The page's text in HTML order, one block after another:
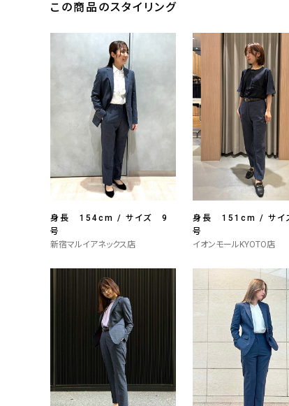
この商品のスタイリング
身長 154cm / サイズ 9
号
新宿マルイアネックス店
身長 151cm / サ
号
イオンモールKYOTO店